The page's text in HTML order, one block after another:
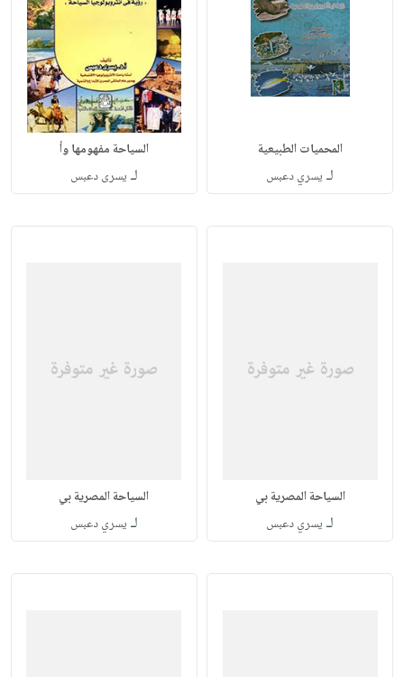
المحميات الطبيعية
لـ يسري دعبس
السياحة مفهومها وأ
لـ يسرى دعبس
السياحة المصرية بي
لـ يسري دعبس
السياحة المصرية بي
لـ يسري دعبس